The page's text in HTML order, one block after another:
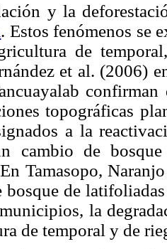
y la
. Estos fenómenos se
de
et al. (2006)
topográficas
a la
cambio de
Tamasopo,
bosque de
la
de temporal y de